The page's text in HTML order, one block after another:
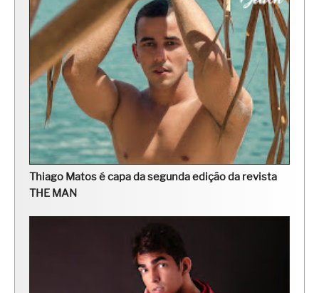
Thiago Matos é capa da segunda edição da revista
THE MAN